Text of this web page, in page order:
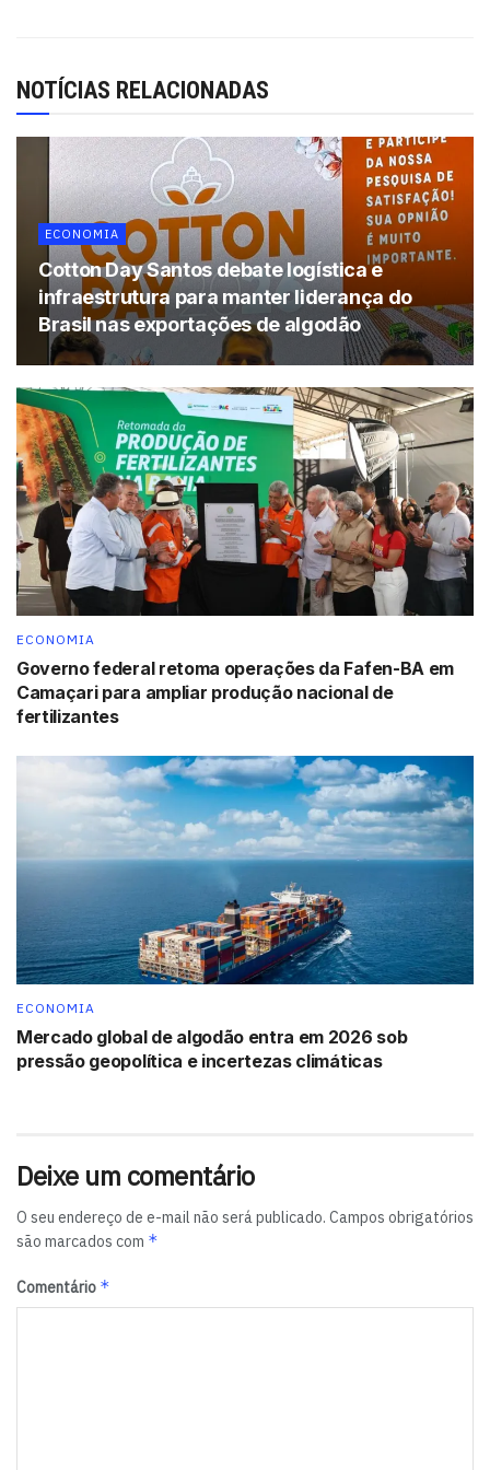
NOTÍCIAS RELACIONADAS
ECONOMIA
Cotton Day Santos debate logística e
infraestrutura para manter liderança do
Brasil nas exportações de algodão
ECONOMIA
Governo federal retoma operações da Fafen-BA em
Camaçari para ampliar produção nacional de
fertilizantes
ECONOMIA
Mercado global de algodão entra em 2026 sob
pressão geopolítica e incertezas climáticas
Deixe um comentário
O seu endereço de e-mail não será publicado. Campos obrigatórios
são marcados com *
Comentário *